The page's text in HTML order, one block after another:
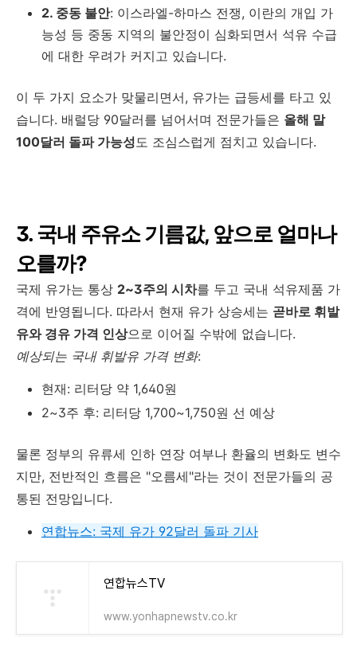
2. 중동 불안: 이스라엘-하마스 전쟁, 이란의 개입 가
능성 등 중동 지역의 불안정이 심화되면서 석유 수급
에 대한 우려가 커지고 있습니다.
이 두 가지 요소가 맞물리면서, 유가는 급등세를 타고 있
습니다. 배럴당 90달러를 넘어서며 전문가들은 올해 말
100달러 돌파 가능성 도 조심스럽게 점치고 있습니다.
3. 국내 주유소 기름값, 앞으로 얼마나
오를까?
국제 유가는 통상 2~3주의 시차를 두고 국내 석유제품 가
격에 반영됩니다. 따라서 현재 유가 상승세는 곧바로 휘발
유와 경유 가격 인상으로 이어질 수밖에 없습니다.
예상되는 국내 휘발유 가격 변화:
현재: 리터당 약 1,640원
2~3주 후: 리터당 1,700~1,750원 선 예상
물론 정부의 유류세 인하 연장 여부나 환율의 변화도 변수
지만, 전반적인 흐름은 "오름세"라는 것이 전문가들의 공
통된 전망입니다.
연합뉴스: 국제 유가 92달러 돌파 기사
연합뉴스TV
www.yonhapnewstv.co.kr